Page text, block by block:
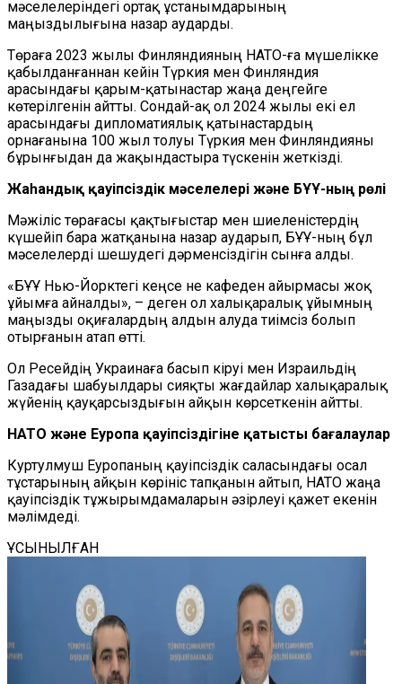
мәселелеріндегі ортақ ұстанымдарының
маңыздылығына назар аударды.
Төраға 2023 жылы Финляндияның НАТО-ға мүшелікке
қабылданғаннан кейін Түркия мен Финляндия
арасындағы қарым-қатынастар жаңа деңгейге
көтерілгенін айтты. Сондай-ақ ол 2024 жылы екі ел
арасындағы дипломатиялық қатынастардың
орнағанына 100 жыл толуы Түркия мен Финляндияны
бұрынғыдан да жақындастыра түскенін жеткізді.
Жаһандық қауіпсіздік мәселелері және БҰҰ-ның рөлі
Мәжіліс төрағасы қақтығыстар мен шиеленістердің
күшейіп бара жатқанына назар аударып, БҰҰ-ның бұл
мәселелерді шешудегі дәрменсіздігін сынға алды.
«БҰҰ Нью-Йорктегі кеңсе не кафеден айырмасы жоқ
ұйымға айналды», – деген ол халықаралық ұйымның
маңызды оқиғалардың алдын алуда тиімсіз болып
отырғанын атап өтті.
Ол Ресейдің Украинаға басып кіруі мен Израильдің
Газадағы шабуылдары сияқты жағдайлар халықаралық
жүйенің қауқарсыздығын айқын көрсеткенін айтты.
НАТО және Еуропа қауіпсіздігіне қатысты бағалаулар
Куртулмуш Еуропаның қауіпсіздік саласындағы осал
тұстарының айқын көрініс тапқанын айтып, НАТО жаңа
қауіпсіздік тұжырымдамаларын әзірлеуі қажет екенін
мәлімдеді.
ҰСЫНЫЛҒАН